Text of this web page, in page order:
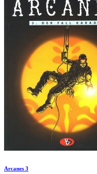
Arcanes 3